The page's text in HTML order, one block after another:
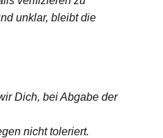
unklar, bleibt die
Dich, bei Abgabe der
nicht toleriert.